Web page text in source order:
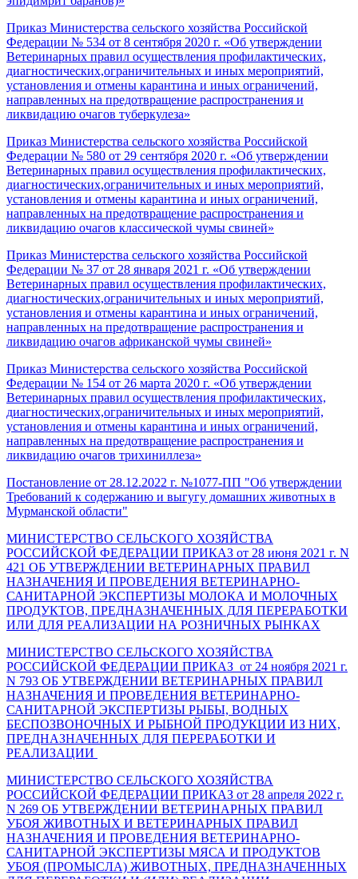
Приказ Министерства сельского хозяйства Российской
Федерации № 534 от 8 сентября 2020 г. «Об утверждении
Ветеринарных правил осуществления профилактических,
диагностических,ограничительных и иных мероприятий,
установления и отмены карантина и иных ограничений,
направленных на предотвращение распространения и
ликвидацию очагов туберкулеза»
Приказ Министерства сельского хозяйства Российской
Федерации № 580 от 29 сентября 2020 г. «Об утверждении
Ветеринарных правил осуществления профилактических,
диагностических,ограничительных и иных мероприятий,
установления и отмены карантина и иных ограничений,
направленных на предотвращение распространения и
ликвидацию очагов классической чумы свиней»
Приказ Министерства сельского хозяйства Российской
Федерации № 37 от 28 января 2021 г. «Об утверждении
Ветеринарных правил осуществления профилактических,
диагностических,ограничительных и иных мероприятий,
установления и отмены карантина и иных ограничений,
направленных на предотвращение распространения и
ликвидацию очагов африканской чумы свиней»
Приказ Министерства сельского хозяйства Российской
Федерации № 154 от 26 марта 2020 г. «Об утверждении
Ветеринарных правил осуществления профилактических,
диагностических,ограничительных и иных мероприятий,
установления и отмены карантина и иных ограничений,
направленных на предотвращение распространения и
ликвидацию очагов трихиниллеза»
Постановление от 28.12.2022 г. №1077-ПП "Об утверждении
Требований к содержанию и выгугу домашних животных в
Мурманской области"
МИНИСТЕРСТВО СЕЛЬСКОГО ХОЗЯЙСТВА
РОССИЙСКОЙ ФЕДЕРАЦИИ ПРИКАЗ от 28 июня 2021 г. N
421 ОБ УТВЕРЖДЕНИИ ВЕТЕРИНАРНЫХ ПРАВИЛ
НАЗНАЧЕНИЯ И ПРОВЕДЕНИЯ ВЕТЕРИНАРНО-
САНИТАРНОЙ ЭКСПЕРТИЗЫ МОЛОКА И МОЛОЧНЫХ
ПРОДУКТОВ, ПРЕДНАЗНАЧЕННЫХ ДЛЯ ПЕРЕРАБОТКИ
ИЛИ ДЛЯ РЕАЛИЗАЦИИ НА РОЗНИЧНЫХ РЫНКАХ
МИНИСТЕРСТВО СЕЛЬСКОГО ХОЗЯЙСТВА
РОССИЙСКОЙ ФЕДЕРАЦИИ ПРИКАЗ от 24 ноября 2021 г.
N 793 ОБ УТВЕРЖДЕНИИ ВЕТЕРИНАРНЫХ ПРАВИЛ
НАЗНАЧЕНИЯ И ПРОВЕДЕНИЯ ВЕТЕРИНАРНО-
САНИТАРНОЙ ЭКСПЕРТИЗЫ РЫБЫ, ВОДНЫХ
БЕСПОЗВОНОЧНЫХ И РЫБНОЙ ПРОДУКЦИИ ИЗ НИХ,
ПРЕДНАЗНАЧЕННЫХ ДЛЯ ПЕРЕРАБОТКИ И
РЕАЛИЗАЦИИ
МИНИСТЕРСТВО СЕЛЬСКОГО ХОЗЯЙСТВА
РОССИЙСКОЙ ФЕДЕРАЦИИ ПРИКАЗ от 28 апреля 2022 г.
N 269 ОБ УТВЕРЖДЕНИИ ВЕТЕРИНАРНЫХ ПРАВИЛ
УБОЯ ЖИВОТНЫХ И ВЕТЕРИНАРНЫХ ПРАВИЛ
НАЗНАЧЕНИЯ И ПРОВЕДЕНИЯ ВЕТЕРИНАРНО-
САНИТАРНОЙ ЭКСПЕРТИЗЫ МЯСА И ПРОДУКТОВ
УБОЯ (ПРОМЫСЛА) ЖИВОТНЫХ, ПРЕДНАЗНАЧЕННЫХ